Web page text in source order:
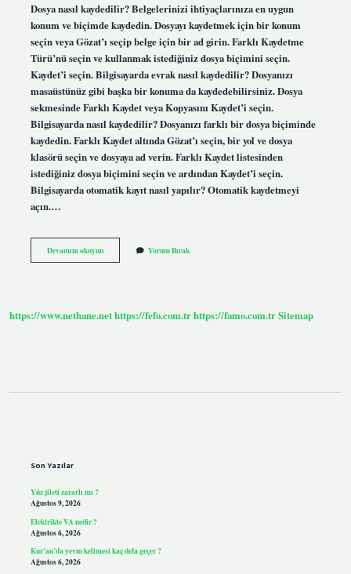
Dosya nasıl kaydedilir? Belgelerinizi ihtiyaçlarınıza en uygun
konum ve biçimde kaydedin. Dosyayı kaydetmek için bir konum
seçin veya Gözat’ı seçip belge için bir ad girin. Farklı Kaydetme
Türü’nü seçin ve kullanmak istediğiniz dosya biçimini seçin.
Kaydet’i seçin. Bilgisayarda evrak nasıl kaydedilir? Dosyanızı
masaüstünüz gibi başka bir konuma da kaydedebilirsiniz. Dosya
sekmesinde Farklı Kaydet veya Kopyasını Kaydet’i seçin.
Bilgisayarda nasıl kaydedilir? Dosyanızı farklı bir dosya biçiminde
kaydedin. Farklı Kaydet altında Gözat’ı seçin, bir yol ve dosya
klasörü seçin ve dosyaya ad verin. Farklı Kaydet listesinden
istediğiniz dosya biçimini seçin ve ardından Kaydet’i seçin.
Bilgisayarda otomatik kayıt nasıl yapılır? Otomatik kaydetmeyi
açın.…
Devamını okuyunBilgisayara
Kaydetme
Yorum Bırak
https://www.nethane.nethttps://fefo.com.trhttps://famo.com.trSitemap
Son Yazılar
Yüz jileti zararlı mı ?
Ağustos 9, 2026
Elektrikte VA nedir ?
Ağustos 6, 2026
Kur’an’da yevm kelimesi kaç defa geçer ?
Ağustos 6, 2026